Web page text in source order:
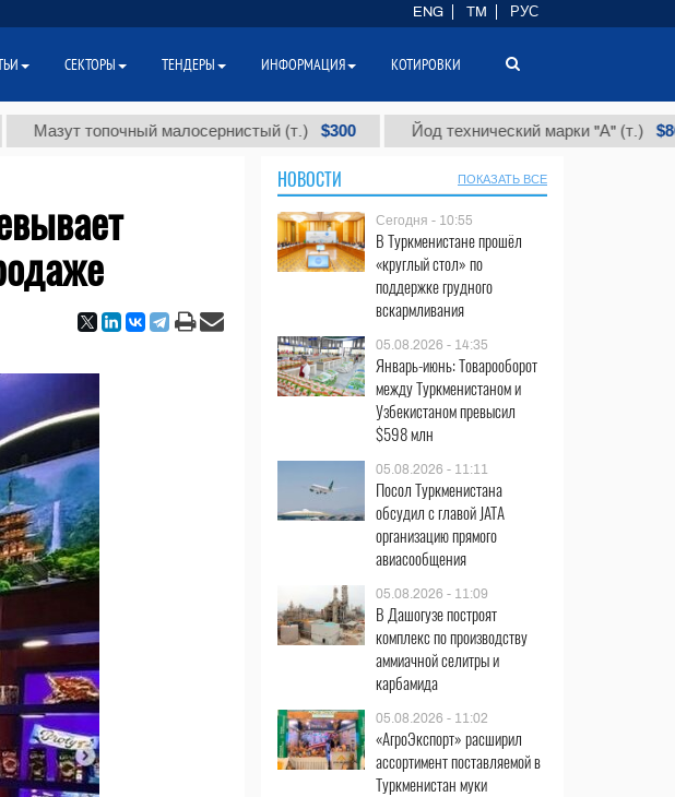
топочный малосернистый (т.) $300 Йод технический марки "А" (т.) $86 000
НОВОСТИ ПОКАЗАТЬ ВСЕ
Сегодня - 10:55
В Туркменистане прошёл
«круглый стол» по
поддержке грудного
вскармливания
05.08.2026 - 14:35
Январь-июнь: Товарооборот
между Туркменистаном и
Узбекистаном превысил
$598 млн
05.08.2026 - 11:11
Посол Туркменистана
обсудил с главой JATA
организацию прямого
авиасообщения
05.08.2026 - 11:09
В Дашогузе построят
комплекс по производству
аммиачной селитры и
карбамида
05.08.2026 - 11:02
«АгроЭкспорт» расширил
ассортимент поставляемой в
Туркменистан муки
ENG TM РУС
СЕКТОРЫ ТЕНДЕРЫ ИНФОРМАЦИЯ КОТИРОВКИ